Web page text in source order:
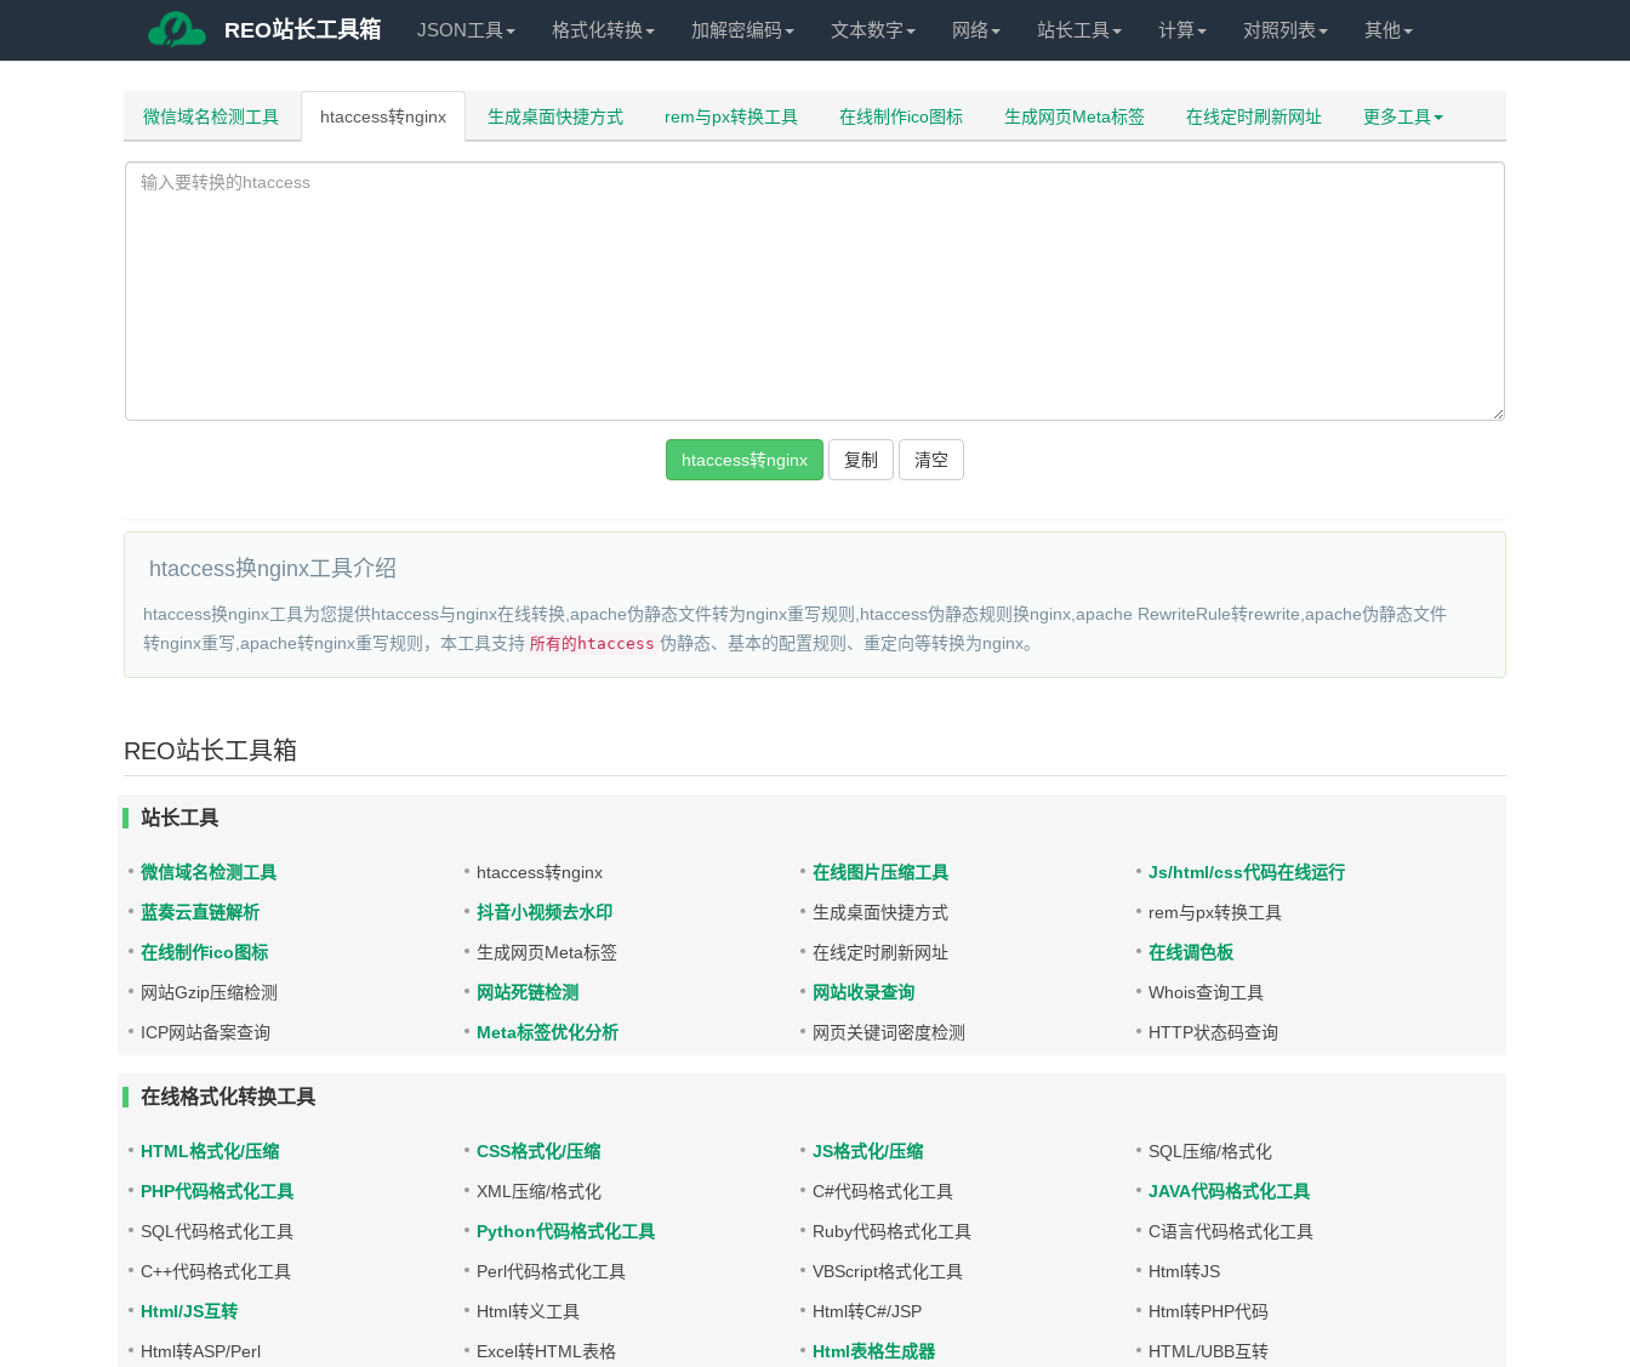
REO站长工具箱 JSON工具 格式化转换 加解密编码 文本数字 网络 站长工具 计算 对照列表 其他
微信域名检测工具 htaccess转nginx 生成桌面快捷方式 rem与px转换工具 在线制作ico图标 生成网页Meta标签 在线定时刷新网址 更多工具
htaccess转nginx 复制 清空
htaccess换nginx工具介绍
htaccess换nginx工具为您提供htaccess与nginx在线转换,apache伪静态文件转为nginx重写规则,htaccess伪静态规则换nginx,apache RewriteRule转rewrite,apache伪静态文件
转nginx重写,apache转nginx重写规则，本工具支持 所有的htaccess 伪静态、基本的配置规则、重定向等转换为nginx。
REO站长工具箱
站长工具
微信域名检测工具 htaccess转nginx 在线图片压缩工具 Js/html/css代码在线运行
蓝奏云直链解析 抖音小视频去水印 生成桌面快捷方式 rem与px转换工具
在线制作ico图标 生成网页Meta标签 在线定时刷新网址 在线调色板
网站Gzip压缩检测 网站死链检测 网站收录查询 Whois查询工具
ICP网站备案查询 Meta标签优化分析 网页关键词密度检测 HTTP状态码查询
在线格式化转换工具
HTML格式化/压缩 CSS格式化/压缩 JS格式化/压缩 SQL压缩/格式化
PHP代码格式化工具 XML压缩/格式化 C#代码格式化工具 JAVA代码格式化工具
SQL代码格式化工具 Python代码格式化工具 Ruby代码格式化工具 C语言代码格式化工具
C++代码格式化工具 Perl代码格式化工具 VBScript格式化工具 Html转JS
Html/JS互转 Html转义工具 Html转C#/JSP Html转PHP代码
Html转ASP/Perl Excel转HTML表格 Html表格生成器 HTML/UBB互转